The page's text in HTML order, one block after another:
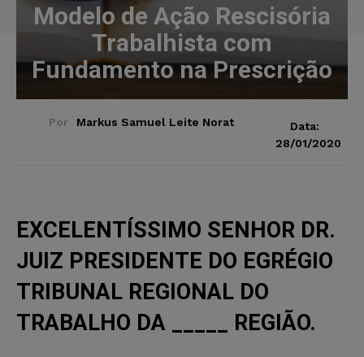
Modelo de Ação Rescisória
Trabalhista com
Fundamento na Prescrição
Por Markus Samuel Leite Norat
Data:
28/01/2020
EXCELENTÍSSIMO SENHOR DR.
JUIZ PRESIDENTE DO EGRÉGIO
TRIBUNAL REGIONAL DO
TRABALHO DA _____ REGIÃO.